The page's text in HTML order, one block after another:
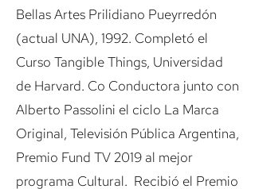
Bellas Artes Prilidiano Pueyrredón
(actual UNA), 1992. Completó el
Curso Tangible Things, Universidad
de Harvard. Co Conductora junto con
Alberto Passolini el ciclo La Marca
Original, Televisión Pública Argentina,
Premio Fund TV 2019 al mejor
programa Cultural. Recibió el Premio